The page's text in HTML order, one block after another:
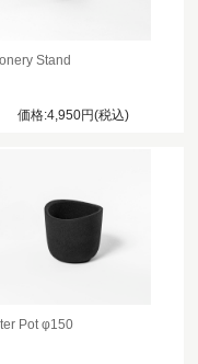
Stand
価格:4,950円(税込)
Pot φ150